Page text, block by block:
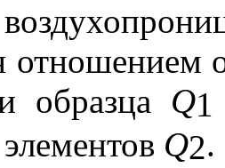
отношением
образца Q1
Q2.